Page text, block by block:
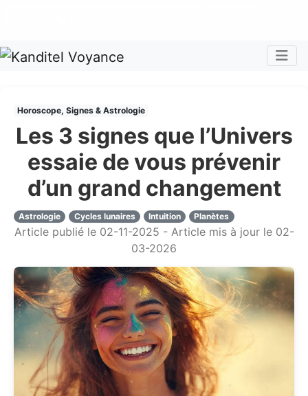
Horoscope, Signes & Astrologie
Les 3 signes que l’Univers
essaie de vous prévenir
d’un grand changement
Astrologie Cycles lunaires Intuition Planètes
Article publié le 02-11-2025 - Article mis à jour le 02-
03-2026